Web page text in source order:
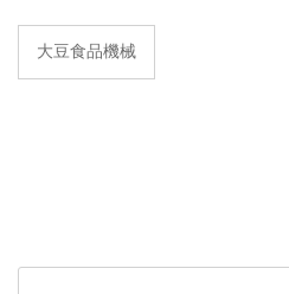
大豆食品機械